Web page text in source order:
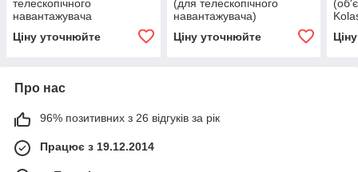
телескопічного
навантажувача
Kolaszewski XLHBS240-D
Ціну уточнюйте
(для телескопічного
навантажувача)
Kolaszewski XLLBC240-D
Ціну уточнюйте
Про нас
96% позитивних з 26 відгуків за рік
Працює з 19.12.2014